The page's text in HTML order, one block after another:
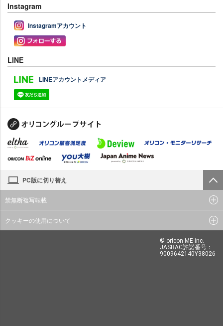
Instagram
Instagramアカウント
LINE
LINEアカウントメディア
PC版に切り替え
禁無断複写転載
クッキーの使用について
© oricon ME inc.
JASRAC許諾番号：
9009642140Y38026